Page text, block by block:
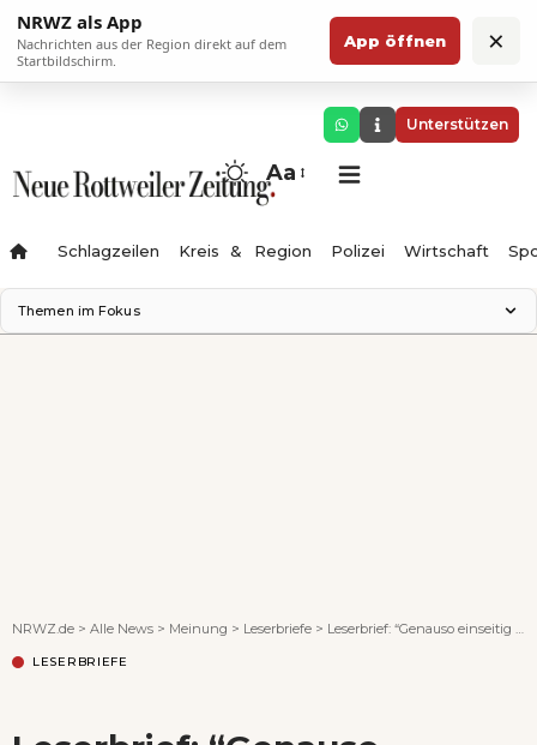
NRWZ als App
Nachrichten aus der Region direkt auf dem
Startbildschirm.
App öffnen ×
Unterstützen
Aa
Schlagzeilen Kreis & Region Polizei Wirtschaft
Themen im Fokus
NRWZ.de > Alle News > Meinung > Leserbriefe > Leserbrief: “Genauso einseitig wie der Bericht des CDU-Pressebeauftragten”
LESERBRIEFE